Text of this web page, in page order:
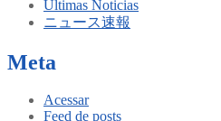
Últimas Noticias
ニュース速報
Meta
Acessar
Feed de posts